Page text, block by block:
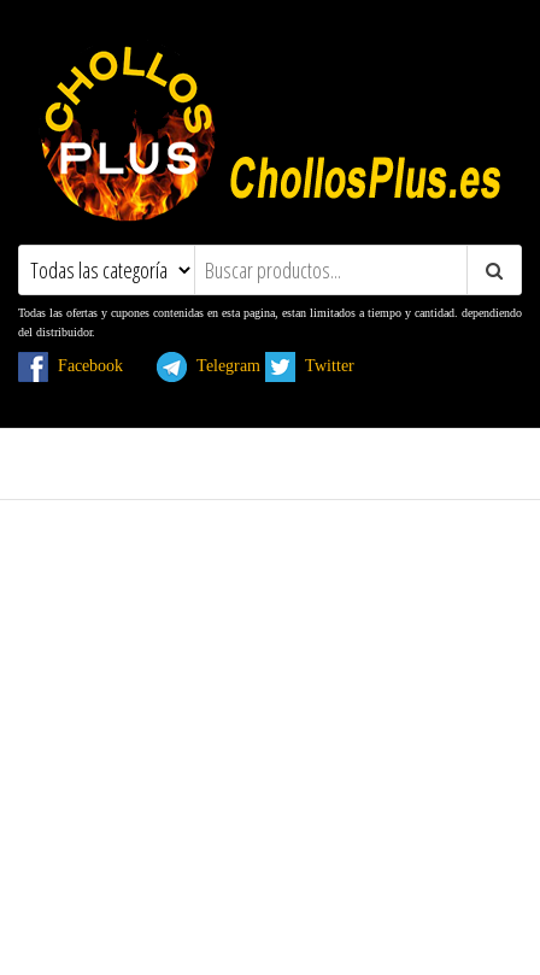
ChollosPlus.es
Ofertas, Promociones, Descuentos y
Todas las ofertas y cupones contenidas en esta pagina, estan limitados a tiempo y cantidad. dependiendo
del distribuidor.
Facebook Telegram Twitter